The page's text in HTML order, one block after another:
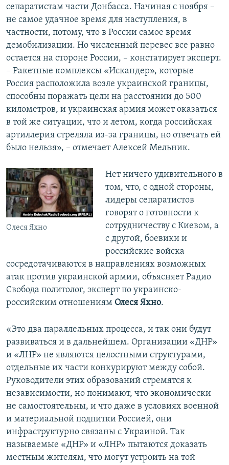
сепаратистам части Донбасса. Начиная с ноября –
не самое удачное время для наступления, в
частности, потому, что в России самое время
демобилизации. Но численный перевес все равно
остается на стороне России, – констатирует эксперт.
– Ракетные комплексы «Искандер», которые
Россия расположила возле украинской границы,
способны поражать цели на расстоянии до 500
километров, и украинская армия может оказаться
в той же ситуации, что и летом, когда российская
артиллерия стреляла из-за границы, но отвечать ей
было нельзя», – отмечает Алексей Мельник.
Олеся Яхно
Нет ничего удивительного в
том, что, с одной стороны,
лидеры сепаратистов
говорят о готовности к
сотрудничеству с Киевом, а
с другой, боевики и
российские войска
сосредотачиваются в направлениях возможных
атак против украинской армии, объясняет Радио
Свобода политолог, эксперт по украинско-
российским отношениям Олеся Яхно.
«Это два параллельных процесса, и так они будут
развиваться и в дальнейшем. Организации «ДНР»
и «ЛНР» не являются целостными структурами,
отдельные их части конкурируют между собой.
Руководители этих образований стремятся к
независимости, но понимают, что экономически
не самостоятельны, и что даже в условиях военной
и материальной подпитки Россией, они
инфраструктурно связаны с Украиной. Так
называемые «ДНР» и «ЛНР» пытаются доказать
местным жителям, что могут устроить на той